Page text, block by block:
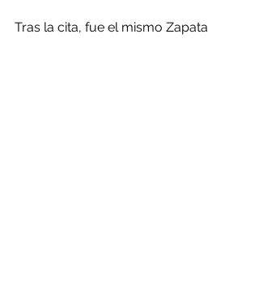
Tras la cita, fue el mismo Zapata